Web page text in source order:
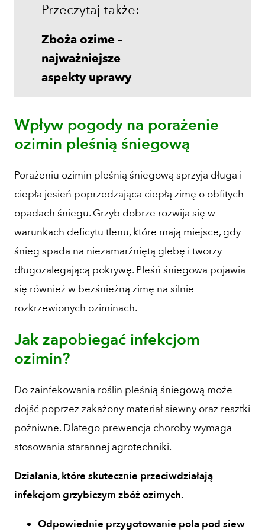
Przeczytaj także:
Zboża ozime –
najważniejsze
aspekty uprawy
Wpływ pogody na porażenie
ozimin pleśnią śniegową
Porażeniu ozimin pleśnią śniegową sprzyja długa i
ciepła jesień poprzedzająca ciepłą zimę o obfitych
opadach śniegu. Grzyb dobrze rozwija się w
warunkach deficytu tlenu, które mają miejsce, gdy
śnieg spada na niezamarźniętą glebę i tworzy
długozalegającą pokrywę. Pleśń śniegowa pojawia
się również w bezśnieżną zimę na silnie
rozkrzewionych oziminach.
Jak zapobiegać infekcjom
ozimin?
Do zainfekowania roślin pleśnią śniegową może
dojść poprzez zakażony materiał siewny oraz resztki
pożniwne. Dlatego prewencja choroby wymaga
stosowania starannej agrotechniki.
Działania, które skutecznie przeciwdziałają
infekcjom grzybiczym zbóż ozimych.
Odpowiednie przygotowanie pola pod siew